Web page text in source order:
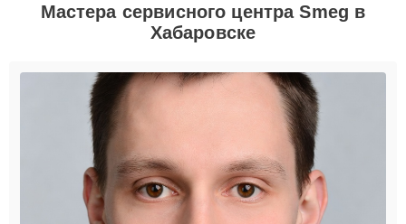
Мастера сервисного центра Smeg в
Хабаровске